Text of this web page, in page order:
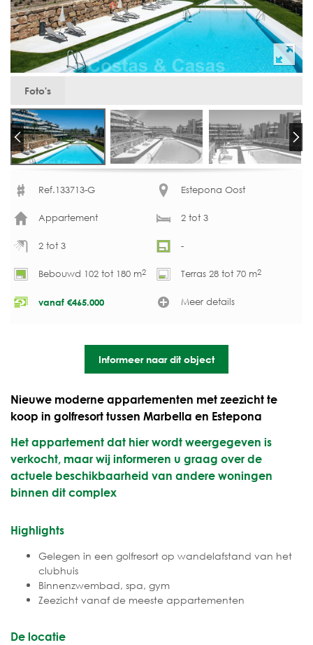
Foto's
Ref.133713-G Estepona Oost
Appartement 2 tot 3
2 tot 3 -
Bebouwd 102 tot 180 m2 Terras 28 tot 70 m2
vanaf €465.000 Meer details
Informeer naar dit object
Nieuwe moderne appartementen met zeezicht te
koop in golfresort tussen Marbella en Estepona
Het appartement dat hier wordt weergegeven is
verkocht, maar wij informeren u graag over de
actuele beschikbaarheid van andere woningen
binnen dit complex
Highlights
Gelegen in een golfresort op wandelafstand van het
clubhuis
Binnenzwembad, spa, gym
Zeezicht vanaf de meeste appartementen
De locatie